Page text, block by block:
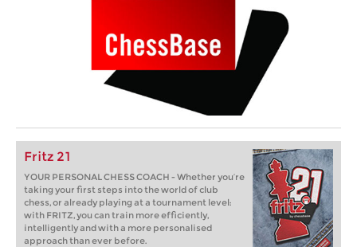
Fritz 21
YOUR PERSONAL CHESS COACH - Whether you’re
taking your first steps into the world of club
chess, or already playing at a tournament level:
with FRITZ, you can train more efficiently,
intelligently and with a more personalised
approach than ever before.